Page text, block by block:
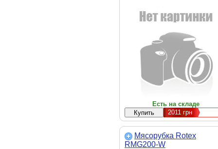
Есть на складе
2011грн
Мясорубка Rotex
RMG200-W